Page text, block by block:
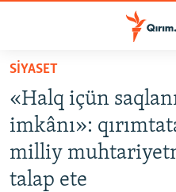
Esas
qaytmaq
Baş
navigatsiyağa
qaytmaq
Qıdıruvğa
HABERLER
SİYASET
İQTİSADİYAT
CEMİYET
SİYASET
«Halq içün
imkânı»:
milliy
talap ete